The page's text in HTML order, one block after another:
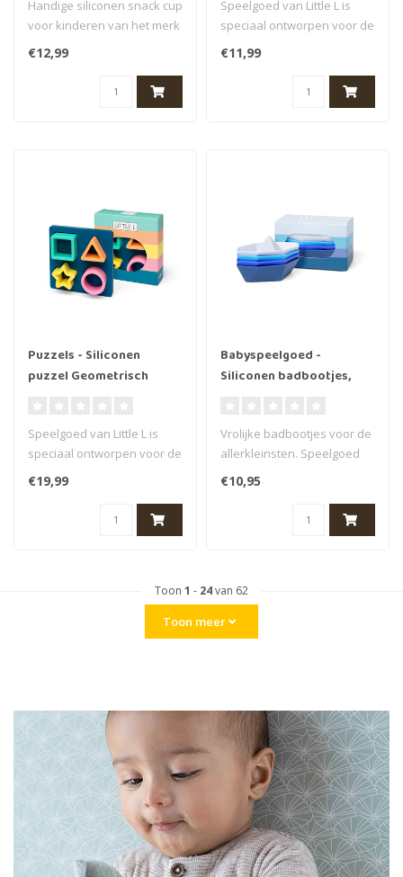
Handige siliconen snack cup
voor kinderen van het merk
Mushie. Kleur: Cloudy Mau..
€12,99
Speelgoed van Little L is
speciaal ontworpen voor de
allerkleinsten. Al hun prod..
€11,99
Puzzels - Siliconen
puzzel Geometrisch
Speelgoed van Little L is
speciaal ontworpen voor de
allerkleinsten. Al hun prod..
€19,99
Babyspeelgoed -
Siliconen badbootjes,
Vrolijke badbootjes voor de
allerkleinsten. Speelgoed
van Little L is speciaal o..
€10,95
Toon 1 - 24van 62
Toon meer